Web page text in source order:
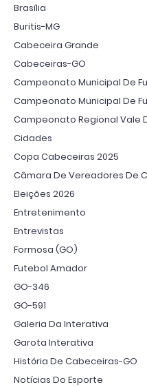
Brasília
Buritis-MG
Cabeceira Grande
Cabeceiras-GO
Campeonato Municipal De
Campeonato Municipal De
Campeonato Regional Vale
Cidades
Copa Cabeceiras 2025
Câmara De Vereadores De
Eleições 2026
Entretenimento
Entrevistas
Formosa (GO)
Futebol Amador
GO-346
GO-591
Galeria Da Interativa
Garota Interativa
História De Cabeceiras-GO
Notícias Do Esporte